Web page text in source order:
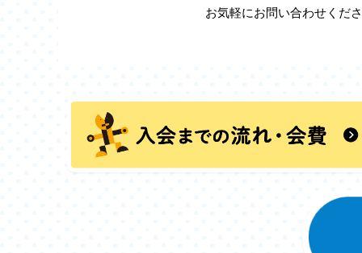
お気軽にお問い合わせくだ